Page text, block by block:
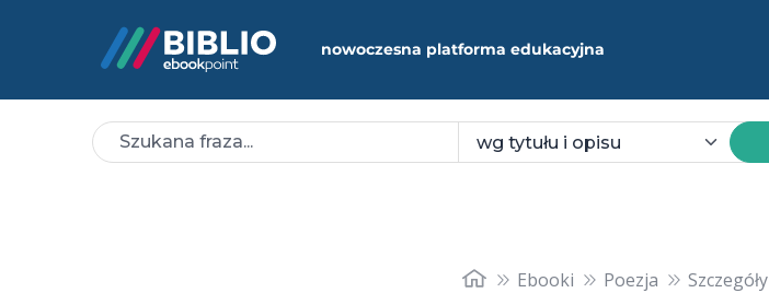
nowoczesna platforma edukacyjna
Ebooki Poezja